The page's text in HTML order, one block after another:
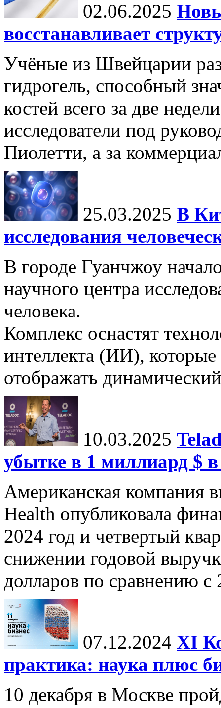
02.06.2025
восстанавливает
Учёные из Швейцарии
гидрогель, способный
костей всего за две
исследователи под
Пиолетти, а за
25.03.2025 В
исследования
В городе Гуанчжоу
научного центра
человека.
Комплекс оснастят
интеллекта (ИИ),
отображать
10.03.2025
убытке в 1 миллиард $ в
Американская компания
Health опубликовала
2024 год и четвертый
снижении годовой
долларов по сравнению с
07.12.2024 ХI
практика: наука плюс
10 декабря в Москве